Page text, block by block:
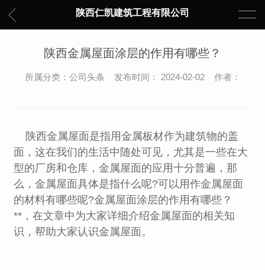
陕西仁凯建筑工程有限公司
陕西金属屋面涂层的作用有哪些？
所属分类：公司头条 发布时间： 2024-02-02 作者：
陕西金属屋面是指用金属板材作为建筑物的盖
面，这在我们的生活中随处可见，尤其是一些在大
型的厂房和仓库，金属屋面的应用十分普遍，那
么，金属屋面具体是指什么呢?可以用作金属屋面
的材料有哪些呢?金属屋面涂层的作用有哪些？
**，在文章中为大家详细介绍金属屋面的相关知
识，帮助大家认识金属屋面。